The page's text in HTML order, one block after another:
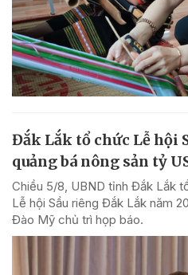
Đắk Lắk tổ chức Lễ hội
quảng bá nông sản tỷ
Chiều 5/8, UBND tỉnh Đắk Lắk
Lễ hội Sầu riêng Đắk Lắk năm
Đào Mỹ chủ trì họp báo.